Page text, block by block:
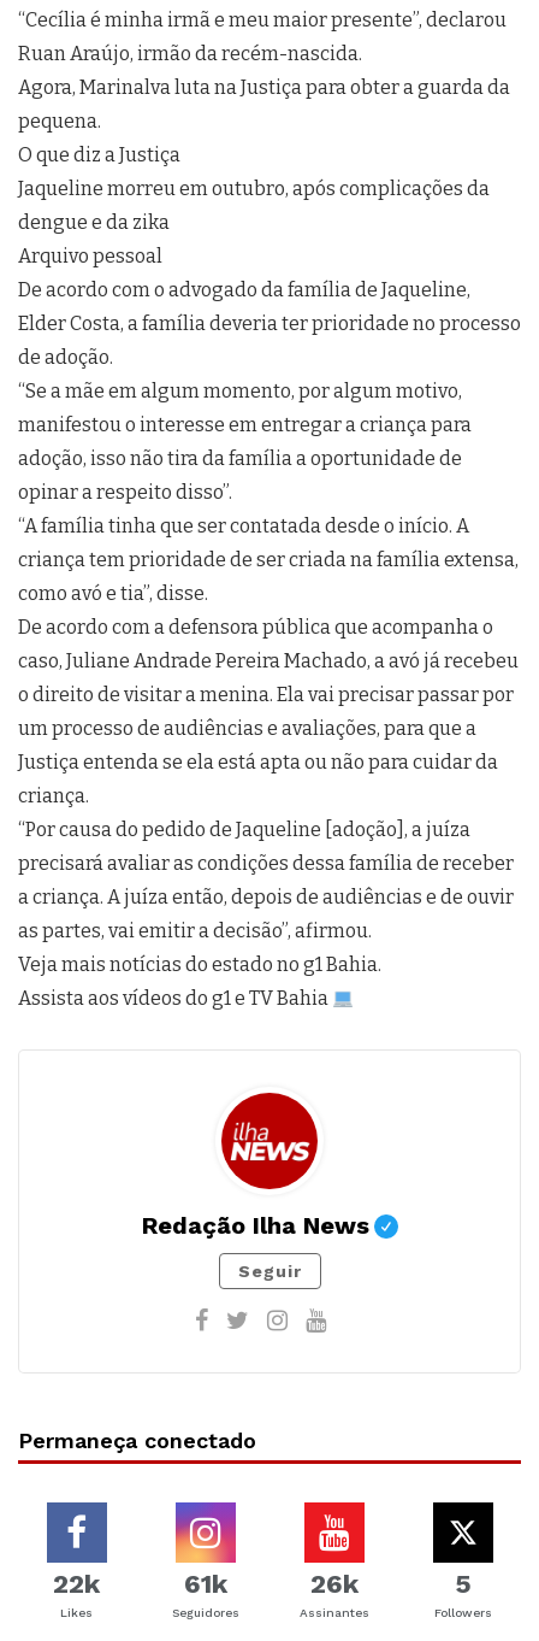
“Cecília é minha irmã e meu maior presente”, declarou
Ruan Araújo, irmão da recém-nascida.
Agora, Marinalva luta na Justiça para obter a guarda da
pequena.
O que diz a Justiça
Jaqueline morreu em outubro, após complicações da
dengue e da zika
Arquivo pessoal
De acordo com o advogado da família de Jaqueline,
Elder Costa, a família deveria ter prioridade no processo
de adoção.
“Se a mãe em algum momento, por algum motivo,
manifestou o interesse em entregar a criança para
adoção, isso não tira da família a oportunidade de
opinar a respeito disso”.
“A família tinha que ser contatada desde o início. A
criança tem prioridade de ser criada na família extensa,
como avó e tia”, disse.
De acordo com a defensora pública que acompanha o
caso, Juliane Andrade Pereira Machado, a avó já recebeu
o direito de visitar a menina. Ela vai precisar passar por
um processo de audiências e avaliações, para que a
Justiça entenda se ela está apta ou não para cuidar da
criança.
“Por causa do pedido de Jaqueline [adoção], a juíza
precisará avaliar as condições dessa família de receber
a criança. A juíza então, depois de audiências e de ouvir
as partes, vai emitir a decisão”, afirmou.
Veja mais notícias do estado no g1 Bahia.
Assista aos vídeos do g1 e TV Bahia
Redação Ilha News
Seguir
Permaneça conectado
22k
Likes
61k
Seguidores
26k
Assinantes
5
Followers